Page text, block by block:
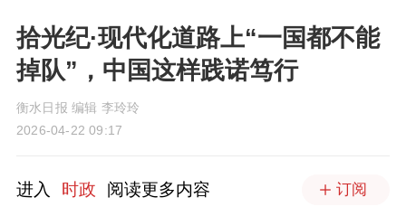
拾光纪·现代化道路上“一国都不能
掉队”，中国这样践诺笃行
衡水日报 编辑 李玲玲
2026-04-22 09:17
进入 时政 阅读更多内容 订阅